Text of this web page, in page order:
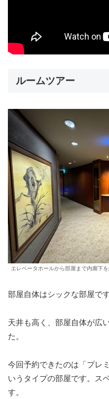
ルームツアー
エレベータホールから部屋まで内廊下
部屋自体はシックな部屋です
天井も高く、部屋自体が広
た。
今回予約できたのは「プレ
いうタイプの部屋です。ス
す。